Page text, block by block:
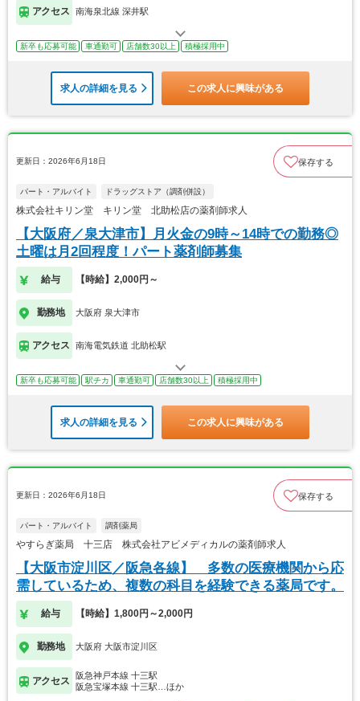
アクセス 南海泉北線 深井駅
新卒も応募可能 車通勤可 店舗数30以上 積極採用中
求人の詳細を見る この求人に興味がある
更新日：2026年6月18日 保存する
パート・アルバイト ドラッグストア（調剤併設）
株式会社キリン堂 キリン堂 北助松店の薬剤師求人
【大阪府／泉大津市】月火金の9時～14時での勤務◎
土曜は月2回程度！パート薬剤師募集
給与 【時給】2,000円～
勤務地 大阪府 泉大津市
アクセス 南海電気鉄道 北助松駅
新卒も応募可能 駅チカ 車通勤可 店舗数30以上 積極採用中
求人の詳細を見る この求人に興味がある
更新日：2026年6月18日 保存する
パート・アルバイト 調剤薬局
やすらぎ薬局 十三店 株式会社アビメディカルの薬剤師求人
【大阪市淀川区／阪急各線】 多数の医療機関から応
需しているため、複数の科目を経験できる薬局です。
給与 【時給】1,800円～2,000円
勤務地 大阪府 大阪市淀川区
アクセス
阪急神戸本線 十三駅
阪急宝塚本線 十三駅…ほか